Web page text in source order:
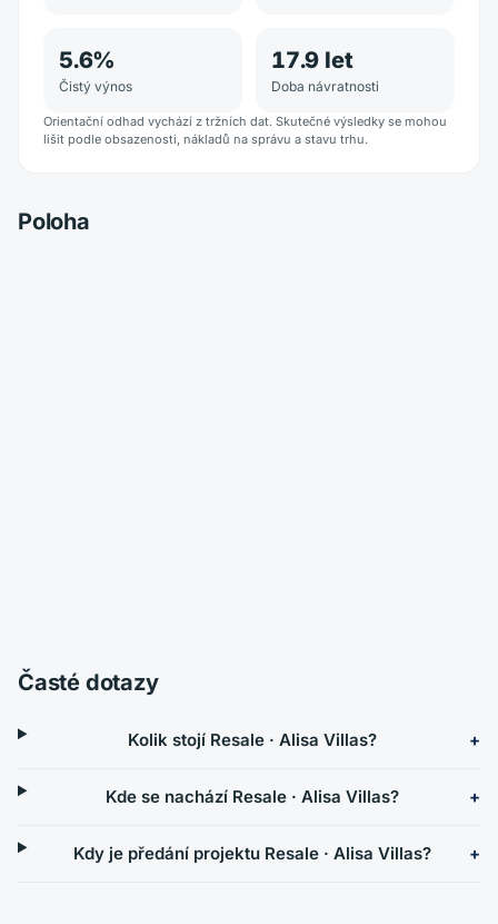
5.6%
Čistý výnos
17.9 let
Doba návratnosti
Orientační odhad vychází z tržních dat. Skutečné výsledky se mohou
lišit podle obsazenosti, nákladů na správu a stavu trhu.
Poloha
Časté dotazy
Kolik stojí Resale · Alisa Villas?
Kde se nachází Resale · Alisa Villas?
Kdy je předání projektu Resale · Alisa Villas?